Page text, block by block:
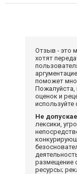
Отзыв - это
хотят
поможет
Пожалуйста,
оценок и
Не
лексики,
размещение
ресурсы;